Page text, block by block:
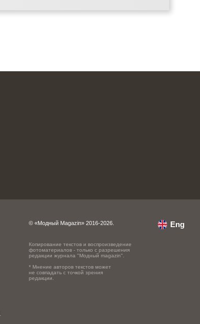
© «Модный Magazin» 2016-2026.
Копирование текстов и воспроизведение
фотоматериалов - только с разрешения
редакции журнала "Модный magazin".
* Мнение авторов текстов может
не совпадать с точкой зрения
редакции.
Eng